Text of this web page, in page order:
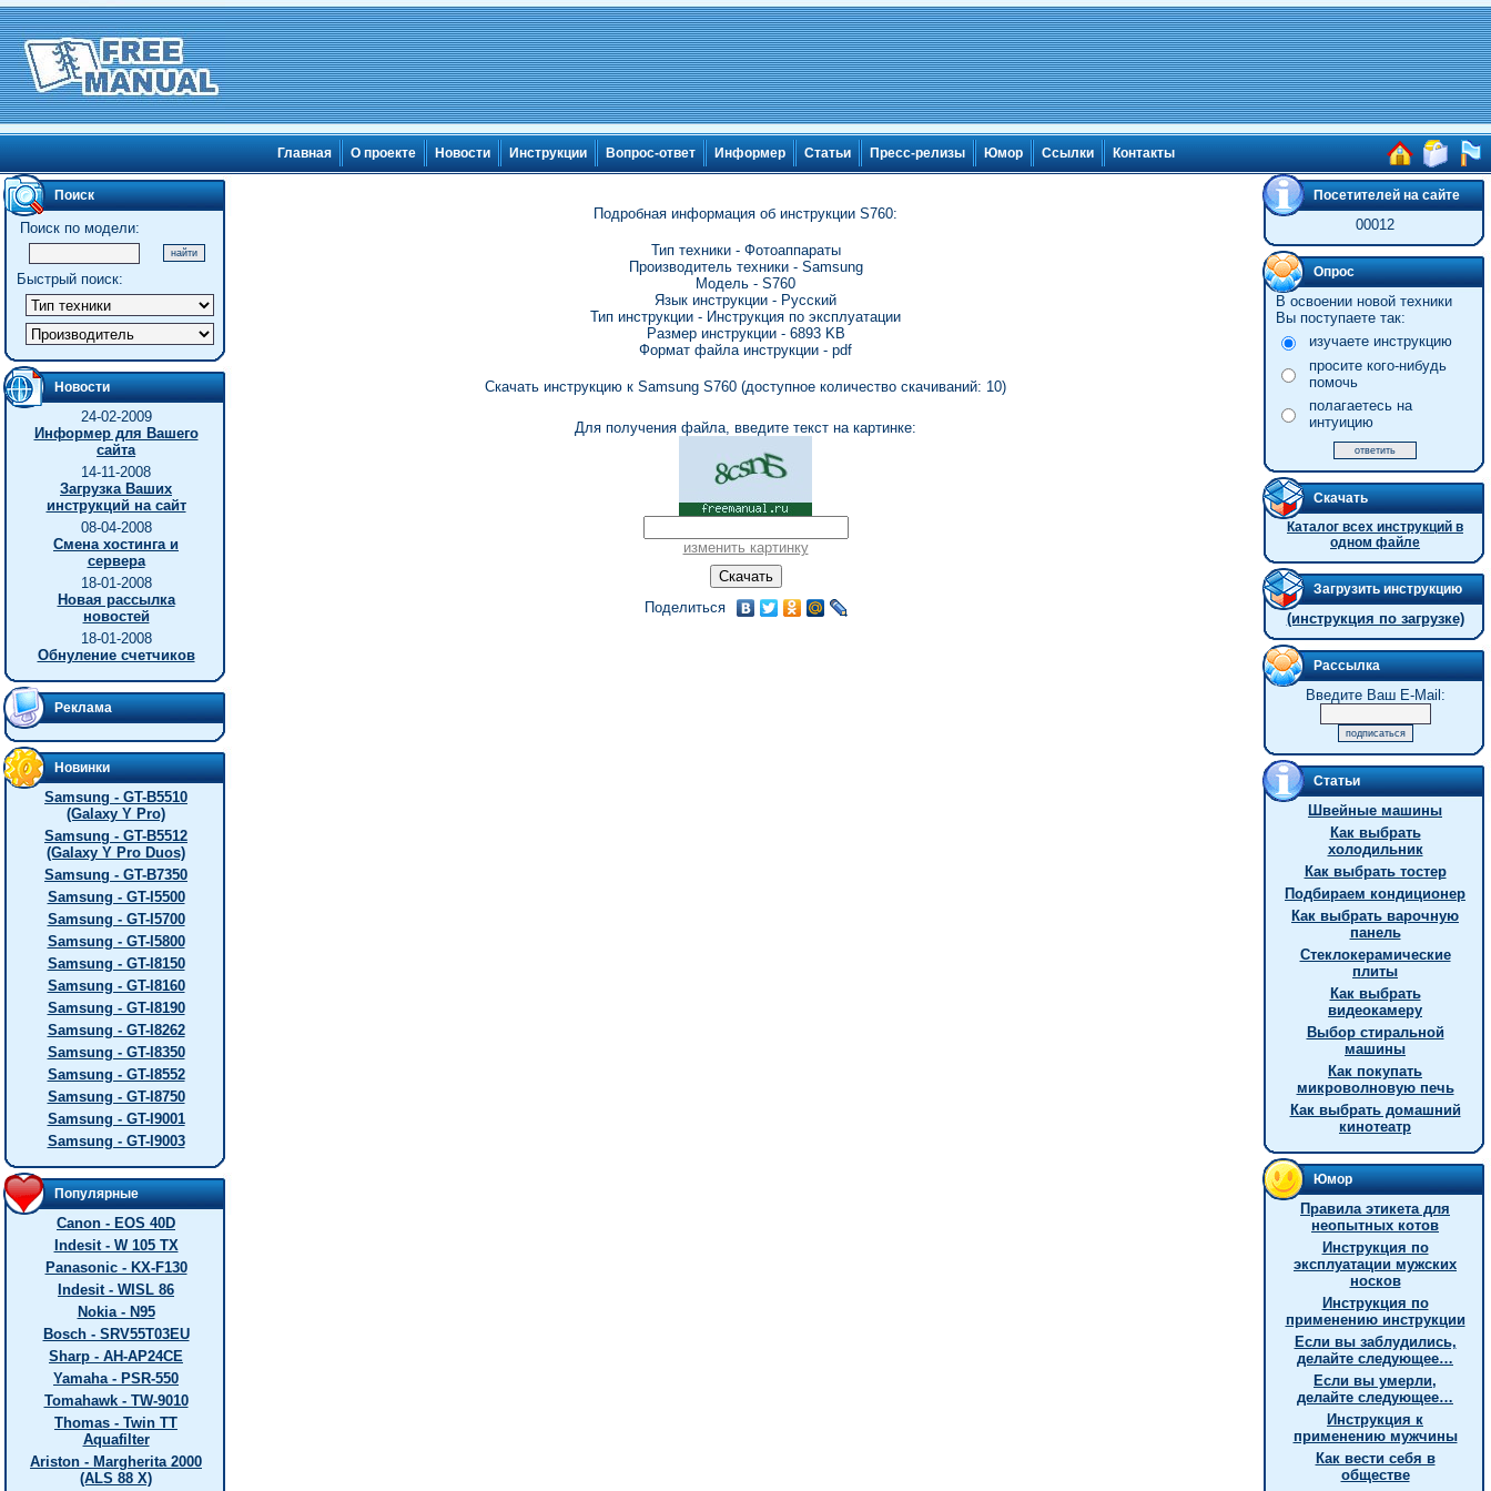
Главная О проекте Новости Инструкции Вопрос-ответ Информер Статьи Пресс-релизы Юмор Ссылки Контакты
Поиск
Поиск по модели:
Быстрый поиск:
Новости
24-02-2009
Информер для Вашего
сайта
14-11-2008
Загрузка Ваших
инструкций на сайт
08-04-2008
Смена хостинга и
сервера
18-01-2008
Новая рассылка
новостей
18-01-2008
Обнуление счетчиков
Реклама
Новинки
Samsung - GT-B5510
(Galaxy Y Pro)
Samsung - GT-B5512
(Galaxy Y Pro Duos)
Samsung - GT-B7350
Samsung - GT-I5500
Samsung - GT-I5700
Samsung - GT-I5800
Samsung - GT-I8150
Samsung - GT-I8160
Samsung - GT-I8190
Samsung - GT-I8262
Samsung - GT-I8350
Samsung - GT-I8552
Samsung - GT-I8750
Samsung - GT-I9001
Samsung - GT-I9003
Популярные
Canon - EOS 40D
Indesit - W 105 TX
Panasonic - KX-F130
Indesit - WISL 86
Nokia - N95
Bosch - SRV55T03EU
Sharp - AH-AP24CE
Yamaha - PSR-550
Tomahawk - TW-9010
Thomas - Twin TT
Aquafilter
Ariston - Margherita 2000
(ALS 88 X)
Подробная информация об инструкции S760:
Тип техники - Фотоаппараты
Производитель техники - Samsung
Модель - S760
Язык инструкции - Русский
Тип инструкции - Инструкция по эксплуатации
Размер инструкции - 6893 KB
Формат файла инструкции - pdf
Скачать инструкцию к Samsung S760 (доступное количество скачиваний: 10)
Для получения файла, введите текст на картинке:
изменить картинку
Поделиться
Посетителей на сайте
00012
Опрос
В освоении новой техники
Вы поступаете так:
изучаете инструкцию
просите кого-нибудь
помочь
полагаетесь на
интуицию
Скачать
Каталог всех инструкций в
одном файле
Загрузить инструкцию
(инструкция по загрузке)
Рассылка
Введите Ваш E-Mail:
Статьи
Швейные машины
Как выбрать
холодильник
Как выбрать тостер
Подбираем кондиционер
Как выбрать варочную
панель
Стеклокерамические
плиты
Как выбрать
видеокамеру
Выбор стиральной
машины
Как покупать
микроволновую печь
Как выбрать домашний
кинотеатр
Юмор
Правила этикета для
неопытных котов
Инструкция по
эксплуатации мужских
носков
Инструкция по
применению инструкции
Если вы заблудились,
делайте следующее…
Если вы умерли,
делайте следующее…
Инструкция к
применению мужчины
Как вести себя в
обществе